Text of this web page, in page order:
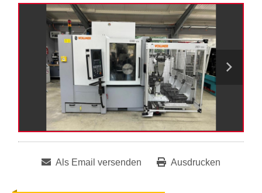
Als Email versenden Ausdrucken